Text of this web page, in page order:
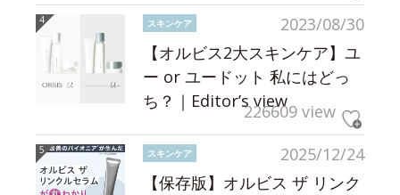
2023/08/30
スキンケア
【オルビス2大スキンケア】ユ
ー or ユードット 私にはどっ
ち？｜Editor’s view226609 view
2025/12/24
スキンケア
【保存版】オルビス ザ リンク